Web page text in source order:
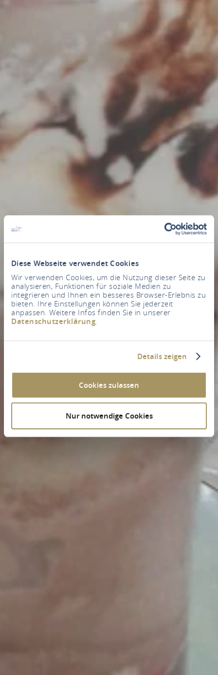
Diese Webseite verwendet Cookies
Wir verwenden Cookies, um die Nutzung dieser Seite zu
analysieren, Funktionen für soziale Medien zu
integrieren und Ihnen ein besseres Browser-Erlebnis zu
bieten. Ihre Einstellungen können Sie jederzeit
anpassen. Weitere Infos finden Sie in unserer
Datenschutzerklärung.
Details zeigen
Cookies zulassen
Nur notwendige Cookies